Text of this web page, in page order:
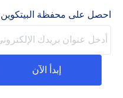
احصل على محفظة البيتكوين
إبدأ الآن